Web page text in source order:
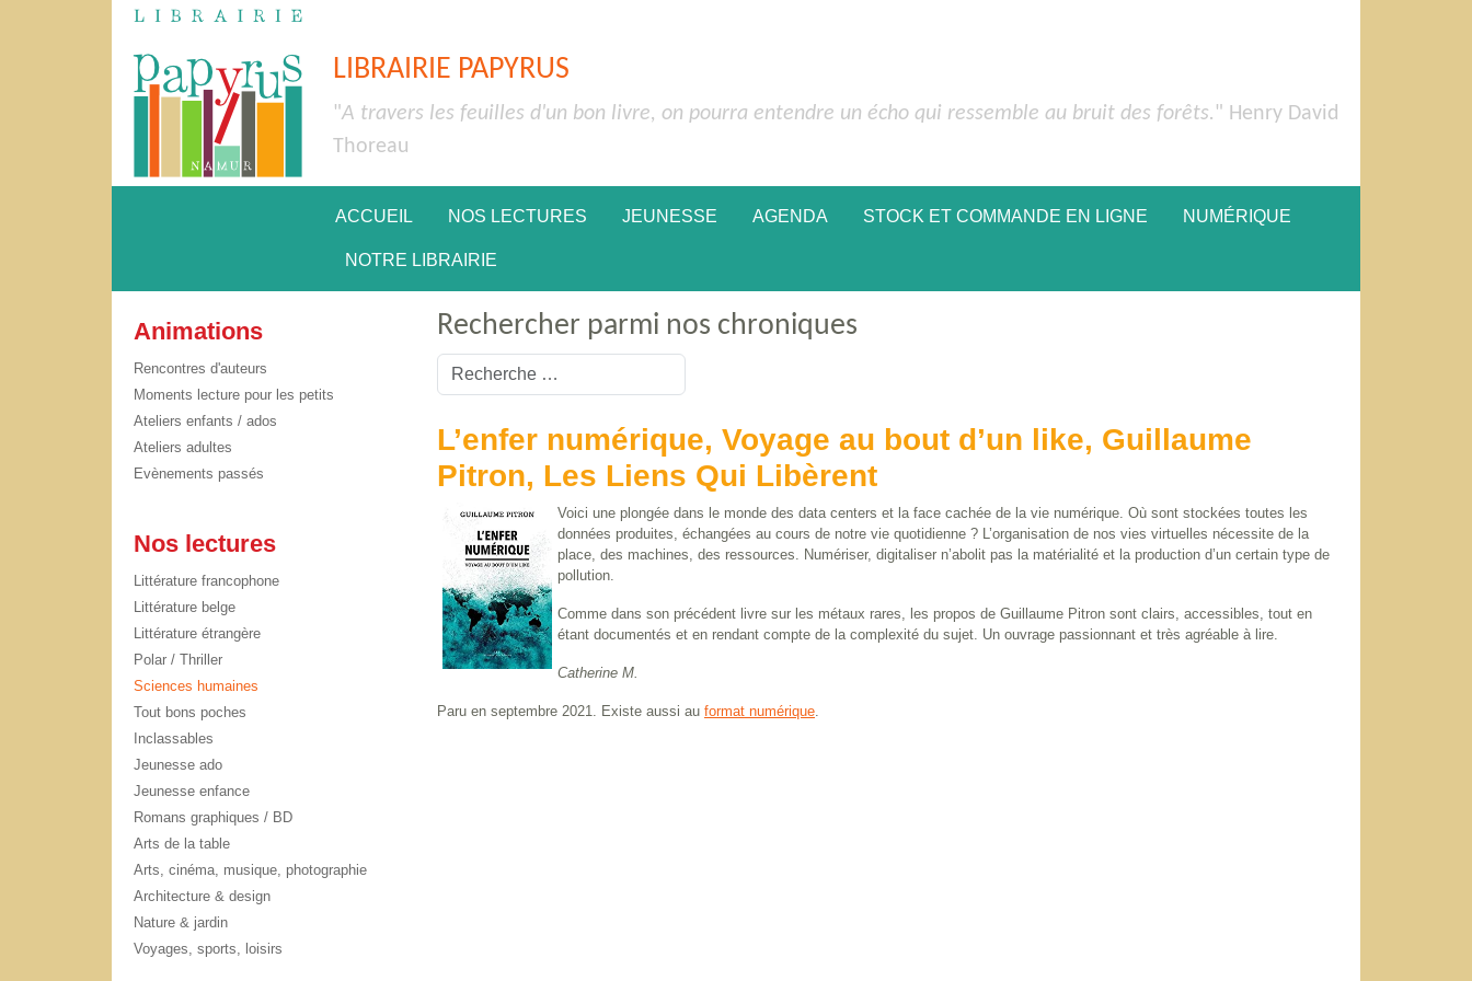
LIBRAIRIE PAPYRUS
"A travers les feuilles d'un bon livre, on pourra entendre un écho qui ressemble au bruit des forêts. " Henry David
Thoreau
ACCUEIL NOS LECTURES JEUNESSE AGENDA STOCK ET COMMANDE EN LIGNE NUMÉRIQUE
NOTRE LIBRAIRIE
Animations
Rencontres d'auteurs
Moments lecture pour les petits
Ateliers enfants / ados
Ateliers adultes
Evènements passés
Nos lectures
Littérature francophone
Littérature belge
Littérature étrangère
Polar / Thriller
Sciences humaines
Tout bons poches
Inclassables
Jeunesse ado
Jeunesse enfance
Romans graphiques / BD
Arts de la table
Arts, cinéma, musique, photographie
Architecture & design
Nature & jardin
Voyages, sports, loisirs
Rechercher parmi nos chroniques
Valider
L’enfer numérique, Voyage au bout d’un like, Guillaume
Pitron, Les Liens Qui Libèrent
Voici une plongée dans le monde des data centers et la face cachée de la vie numérique. Où sont stockées toutes les
données produites, échangées au cours de notre vie quotidienne ? L’organisation de nos vies virtuelles nécessite de la
place, des machines, des ressources. Numériser, digitaliser n’abolit pas la matérialité et la production d’un certain type de
pollution.
Comme dans son précédent livre sur les métaux rares, les propos de Guillaume Pitron sont clairs, accessibles, tout en
étant documentés et en rendant compte de la complexité du sujet. Un ouvrage passionnant et très agréable à lire.
Catherine M.
Paru en septembre 2021. Existe aussi au format numérique.